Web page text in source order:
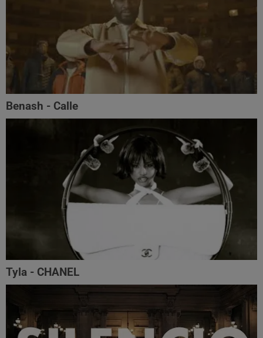
Benash - Calle
Tyla - CHANEL